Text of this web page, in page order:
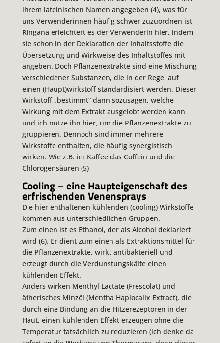
ihrem lateinischen Namen angegeben (4), was für
uns Verwenderinnen häufig schwer zuzuordnen ist.
Ringana erleichtert es der Verwenderin hier, indem
sie schon in der Deklaration der Inhaltsstoffe die
Übersetzung und Wirkweise des Inhaltstoffes mit
angeben. Doch Pflanzenextrakte sind eine Mischung
verschiedener Substanzen, die in der Regel auf
einen (Haupt)wirkstoff standardisiert werden. Dieser
Wirkstoff „bestimmt“ dann sozusagen, welche
Wirkung mit dem Extrakt ausgelobt werden kann
und ich nutze ihn hier, um die Pflanzenextrakte zu
gruppieren. Dennoch sind immer mehrere
Wirkstoffe enthalten, die häufig synergistisch
wirken. Wie z.B. im Kaffee das Coffein und die
Chlorogensäuren (5)
Cooling – eine Haupteigenschaft des
erfrischenden Venensprays
Die hier enthaltenen kühlenden (cooling) Wirkstoffe
kommen aus unterschiedlichen Gruppen.
Zum einen ist es Ethanol, der als Alcohol deklariert
wird (6). Er dient zum einen als Extraktionsmittel für
die Pflanzenextrakte, wirkt antibakteriell und
erzeugt durch die Verdunstungskälte einen
kühlenden Effekt.
Anders wirken Menthyl Lactate (Frescolat) und
ätherisches Minzöl (Mentha Haplocalix Extract), die
durch eine Bindung an die Hitzerezeptoren in der
Haut, einen kühlenden Effekt erzeugen ohne die
Temperatur tatsächlich zu reduzieren (ich denke da